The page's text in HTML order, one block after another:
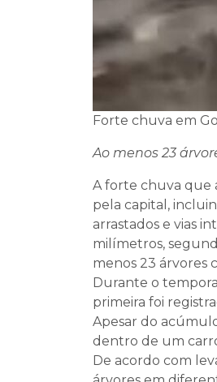
Forte chuva em
Ao menos 23
A forte chuva que
pela capital,
arrastados e vias
milímetros,
menos 23 árvores
Durante o
primeira foi
Apesar do
dentro de um
De acordo com